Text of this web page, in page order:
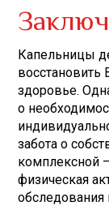
Капельницы
восстановить
здоровье.
о
забота о
комплексной
физическая